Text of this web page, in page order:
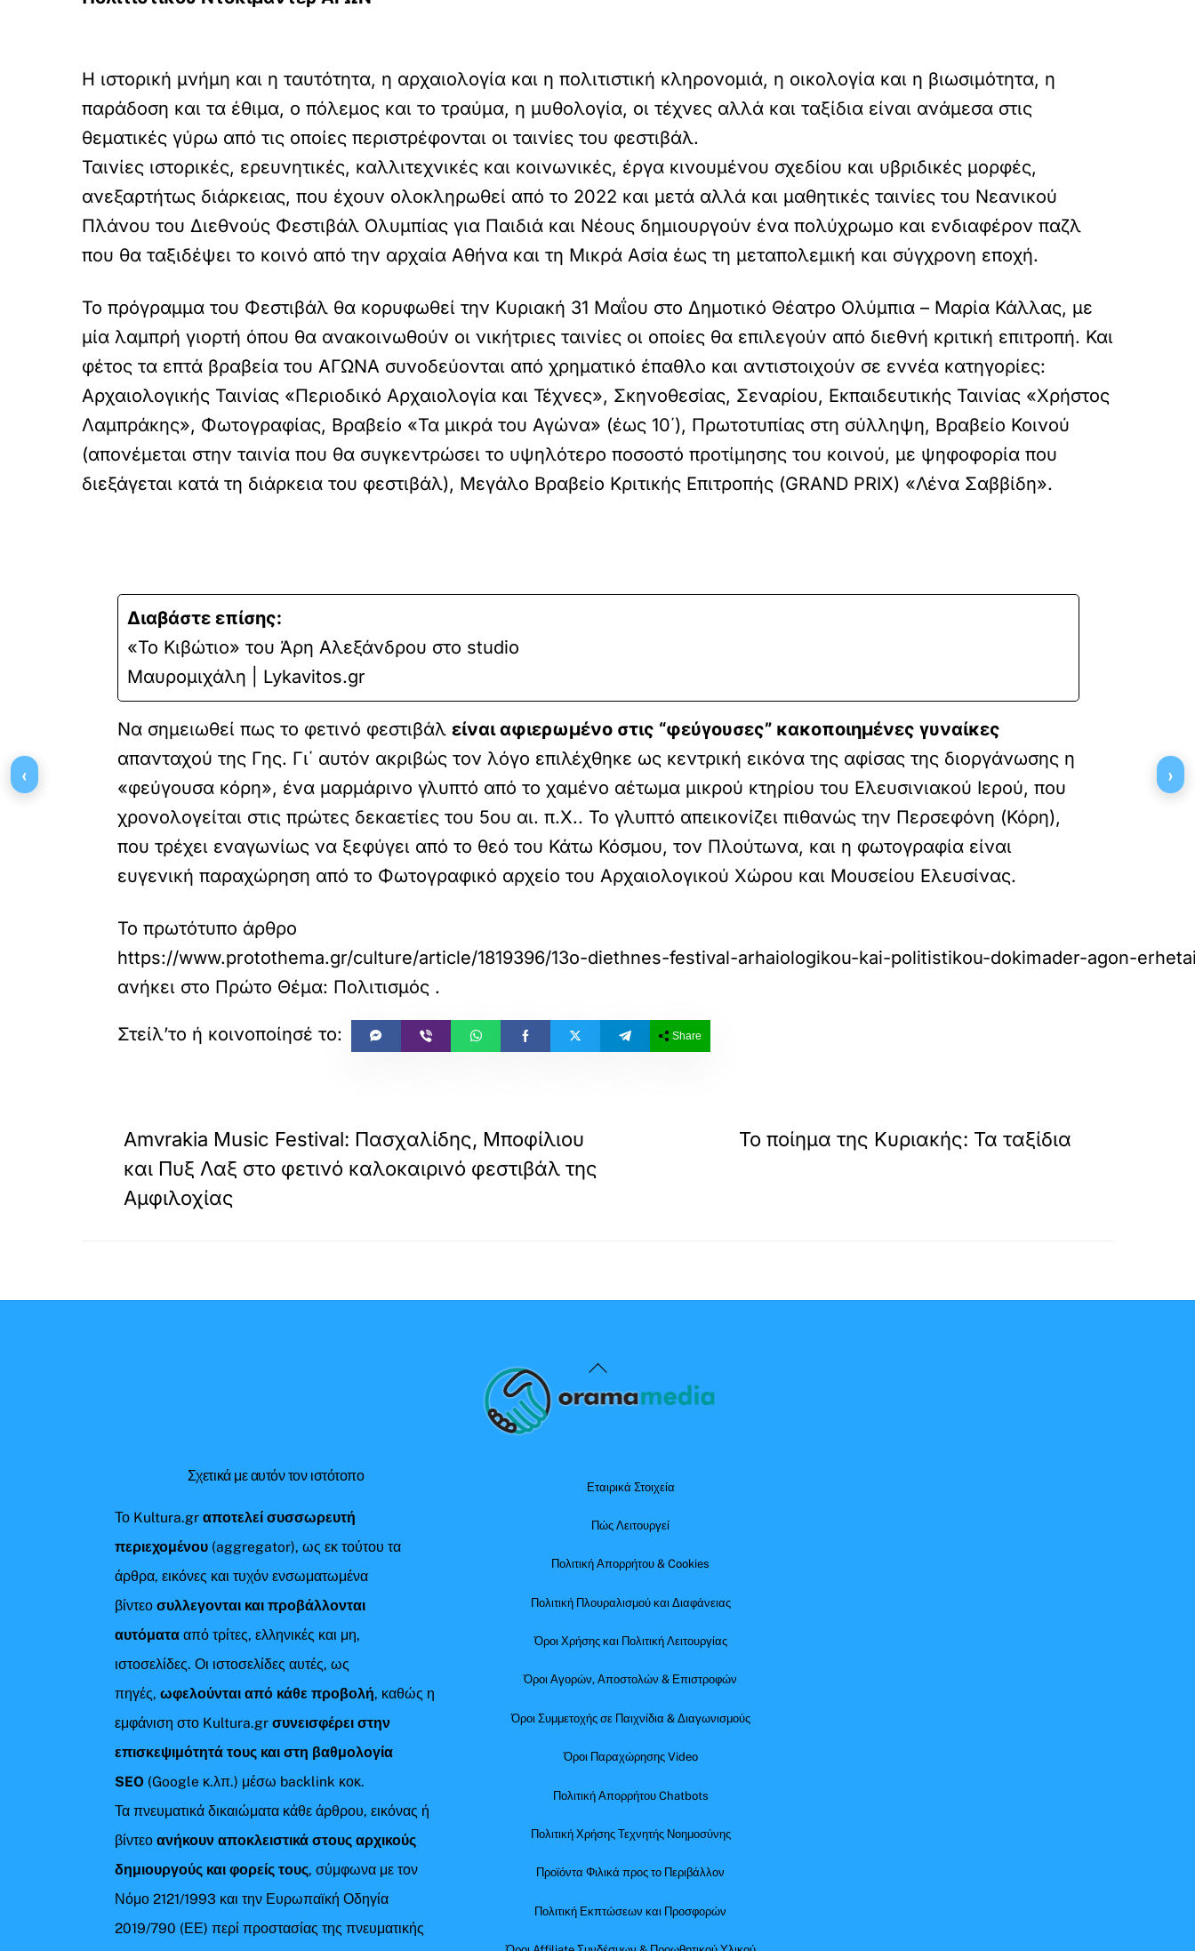
Η ιστορική μνήμη και η ταυτότητα, η αρχαιολογία και η πολιτιστική κληρονομιά, η οικολογία και η βιωσιμότητα, η
παράδοση και τα έθιμα, ο πόλεμος και το τραύμα, η μυθολογία, οι τέχνες αλλά και ταξίδια είναι ανάμεσα στις
θεματικές γύρω από τις οποίες περιστρέφονται οι ταινίες του φεστιβάλ.
Ταινίες ιστορικές, ερευνητικές, καλλιτεχνικές και κοινωνικές, έργα κινουμένου σχεδίου και υβριδικές μορφές,
ανεξαρτήτως διάρκειας, που έχουν ολοκληρωθεί από το 2022 και μετά αλλά και μαθητικές ταινίες του Νεανικού
Πλάνου του Διεθνούς Φεστιβάλ Ολυμπίας για Παιδιά και Νέους δημιουργούν ένα πολύχρωμο και ενδιαφέρον παζλ
που θα ταξιδέψει το κοινό από την αρχαία Αθήνα και τη Μικρά Ασία έως τη μεταπολεμική και σύγχρονη εποχή.
Το πρόγραμμα του Φεστιβάλ θα κορυφωθεί την Κυριακή 31 Μαΐου στο Δημοτικό Θέατρο Ολύμπια – Μαρία Κάλλας, με
μία λαμπρή γιορτή όπου θα ανακοινωθούν οι νικήτριες ταινίες οι οποίες θα επιλεγούν από διεθνή κριτική επιτροπή. Και
φέτος τα επτά βραβεία του ΑΓΩΝΑ συνοδεύονται από χρηματικό έπαθλο και αντιστοιχούν σε εννέα κατηγορίες:
Αρχαιολογικής Ταινίας «Περιοδικό Αρχαιολογία και Τέχνες», Σκηνοθεσίας, Σεναρίου, Εκπαιδευτικής Ταινίας «Χρήστος
Λαμπράκης», Φωτογραφίας, Βραβείο «Τα μικρά του Αγώνα» (έως 10΄), Πρωτοτυπίας στη σύλληψη, Βραβείο Κοινού
(απονέμεται στην ταινία που θα συγκεντρώσει το υψηλότερο ποσοστό προτίμησης του κοινού, με ψηφοφορία που
διεξάγεται κατά τη διάρκεια του φεστιβάλ), Μεγάλο Βραβείο Κριτικής Επιτροπής (GRAND PRIX) «Λένα Σαββίδη».
Διαβάστε επίσης:
«Το Κιβώτιο» του Άρη Αλεξάνδρου στο studio
Μαυρομιχάλη | Lykavitos.gr
Να σημειωθεί πως το φετινό φεστιβάλ είναι αφιερωμένο στις “φεύγουσες” κακοποιημένες γυναίκες
απανταχού της Γης. Γι΄ αυτόν ακριβώς τον λόγο επιλέχθηκε ως κεντρική εικόνα της αφίσας της διοργάνωσης η
«φεύγουσα κόρη», ένα μαρμάρινο γλυπτό από το χαμένο αέτωμα μικρού κτηρίου του Ελευσινιακού Ιερού, που
χρονολογείται στις πρώτες δεκαετίες του 5ου αι. π.Χ.. Το γλυπτό απεικονίζει πιθανώς την Περσεφόνη (Κόρη),
που τρέχει εναγωνίως να ξεφύγει από το θεό του Κάτω Κόσμου, τον Πλούτωνα, και η φωτογραφία είναι
ευγενική παραχώρηση από το Φωτογραφικό αρχείο του Αρχαιολογικού Χώρου και Μουσείου Ελευσίνας.
Το πρωτότυπο άρθρο
https://www.protothema.gr/culture/article/1819396/13o-diethnes-festival-arhaiologikou-kai-politistikou-dokimader-agon-
ανήκει στο Πρώτο Θέμα: Πολιτισμός .
Share
Amvrakia Music Festival: Πασχαλίδης, Μποφίλιου
και Πυξ Λαξ στο φετινό καλοκαιρινό φεστιβάλ της
Αμφιλοχίας
Το ποίημα της Κυριακής: Τα ταξίδια
Back
To
Σχετικά με αυτόν τον ιστότοπο
Το Kultura.grαποτελεί συσσωρευτή
περιεχομένου (aggregator), ως εκ τούτου τα
άρθρα, εικόνες και τυχόν ενσωματωμένα
βίντεοσυλλεγονται και προβάλλονται
αυτόματααπό τρίτες, ελληνικές και μη,
ιστοσελίδες. Οι ιστοσελίδες αυτές, ως
πηγές,ωφελούνται από κάθε προβολή, καθώς η
εμφάνιση στο Kultura.gr συνεισφέρει στην
επισκεψιμότητά τους και στη βαθμολογία
SEO (Google κ.λπ.) μέσω backlink κοκ.
Τα πνευματικά δικαιώματα κάθε άρθρου, εικόνας ή
βίντεοανήκουν αποκλειστικά στους αρχικούς
δημιουργούς και φορείς τους, σύμφωνα με τον
Νόμο 2121/1993 και την Ευρωπαϊκή Οδηγία
2019/790 (ΕΕ) περί προστασίας της πνευματικής
Εταιρικά Στοιχεία
Πώς Λειτουργεί
Πολιτική Απορρήτου & Cookies
Πολιτική Πλουραλισμού και Διαφάνειας
Όροι Χρήσης και Πολιτική Λειτουργίας
Όροι Αγορών, Αποστολών & Επιστροφών
Όροι Συμμετοχής σε Παιχνίδια & Διαγωνισμούς
Όροι Παραχώρησης Video
Πολιτική Απορρήτου Chatbots
Πολιτική Χρήσης Τεχνητής Νοημοσύνης
Προϊόντα Φιλικά προς το Περιβάλλον
Πολιτική Εκπτώσεων και Προσφορών
‹ ›